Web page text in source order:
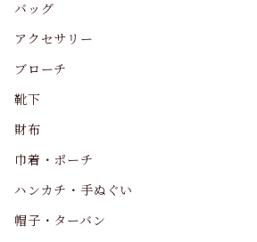
バッグ
アクセサリー
ブローチ
靴下
財布
巾着・ポーチ
ハンカチ・手ぬぐい
帽子・ターバン